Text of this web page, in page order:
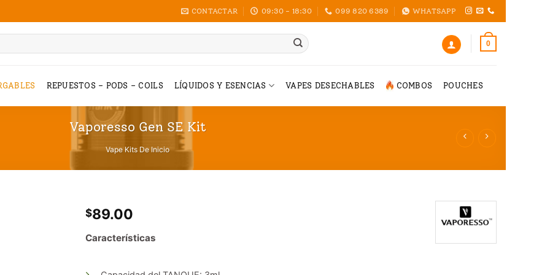
CONTACTAR 09:30 - 18:30 099 820 6389 WHATSAPP
0
REPUESTOS – PODS – COILS LÍQUIDOS Y ESENCIAS VAPES DESECHABLES COMBOS POUCHES
Vaporesso Gen SE Kit
Vape Kits De Inicio
$89.00
Características